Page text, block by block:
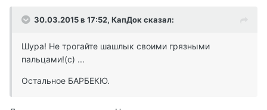
30.03.2015 в 17:52, КапДок сказал:
Шура! Не трогайте шашлык своими грязными
пальцами!(с) ...
Остальное БАРБЕКЮ.